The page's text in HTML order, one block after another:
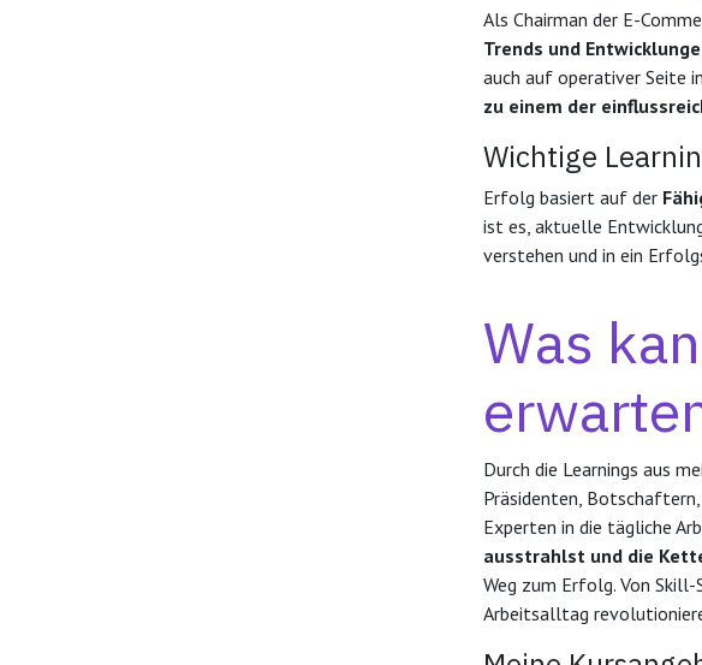
Als Chairman der E-
Trends und
auch auf operativer Seite
zu einem der
Wichtige
Erfolg basiert auf der
ist es, aktuelle
verstehen und in ein
Was
Durch die Learnings aus
Präsidenten,
Experten in die tägliche
ausstrahlst und die
Weg zum Erfolg. Von
Arbeitsalltag